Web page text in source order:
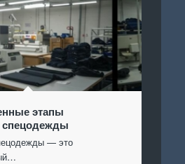
этапы
спецодежды
— это